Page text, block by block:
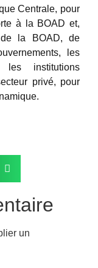
Centrale, pour
à la BOAD et,
de la BOAD, de
les
les institutions
privé, pour
un